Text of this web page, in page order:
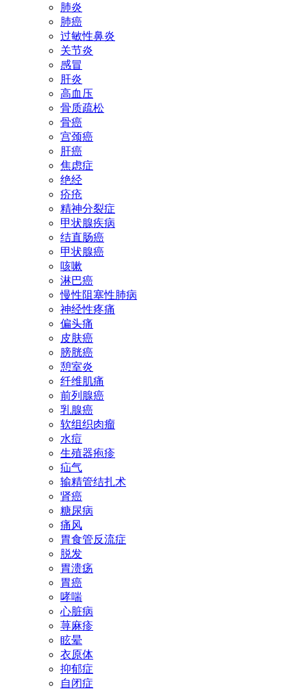
肺炎
肺癌
过敏性鼻炎
关节炎
感冒
肝炎
高血压
骨质疏松
骨癌
宫颈癌
肝癌
焦虑症
绝经
疥疮
精神分裂症
甲状腺疾病
结直肠癌
甲状腺癌
咳嗽
淋巴癌
慢性阻塞性肺病
神经性疼痛
偏头痛
皮肤癌
膀胱癌
憩室炎
纤维肌痛
前列腺癌
乳腺癌
软组织肉瘤
水痘
生殖器疱疹
疝气
输精管结扎术
肾癌
糖尿病
痛风
胃食管反流症
脱发
胃溃疡
胃癌
哮喘
心脏病
荨麻疹
眩晕
衣原体
抑郁症
自闭症